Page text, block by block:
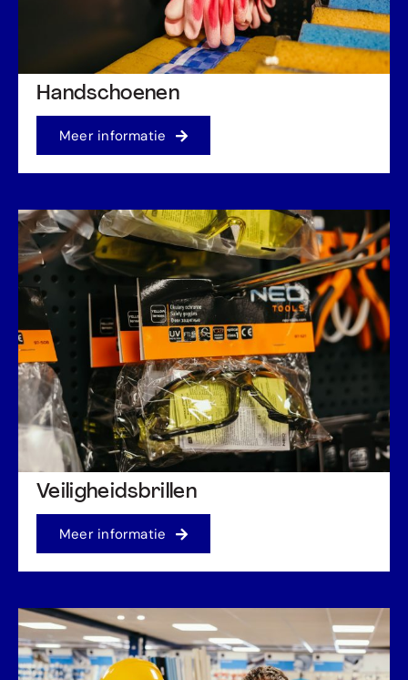
Handschoenen
Meer informatie
Veiligheidsbrillen
Meer informatie